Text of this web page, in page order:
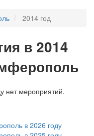
2014 год
в 2014
нет мероприятий.
в 2026 году